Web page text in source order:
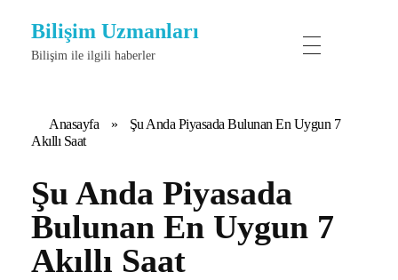
Bilişim Uzmanları
Bilişim ile ilgili haberler
Anasayfa »
Şu Anda Piyasada Bulunan En Uygun 7
Akıllı Saat
Şu Anda Piyasada
Bulunan En Uygun 7
Akıllı Saat